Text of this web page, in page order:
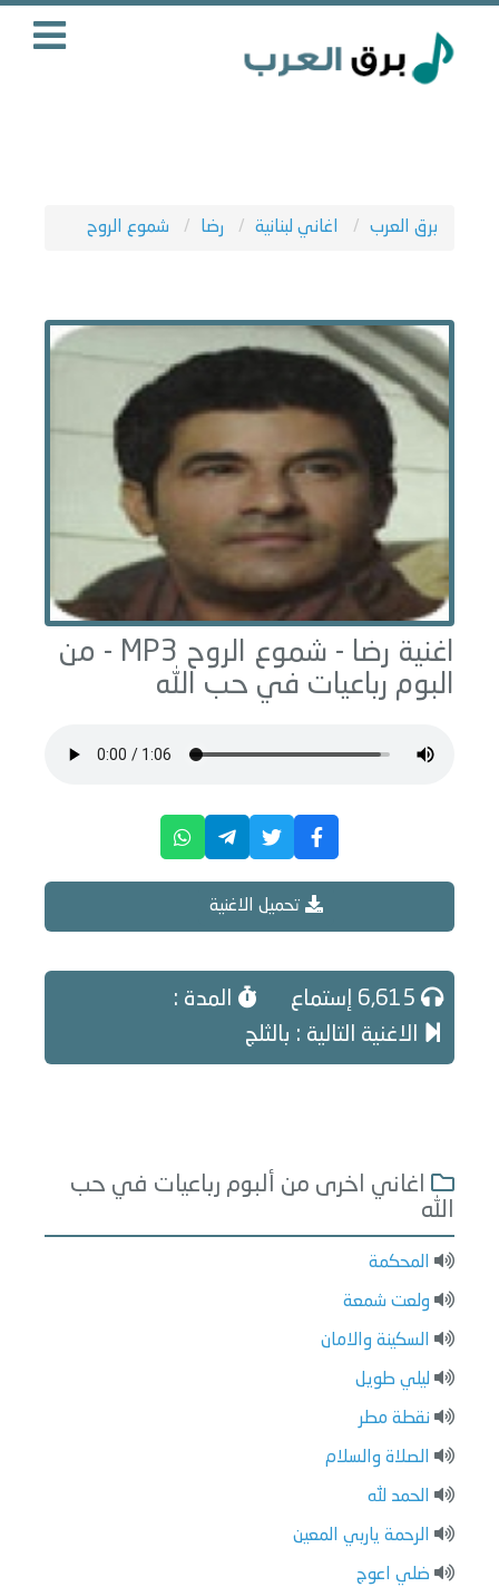
برق العرب اغاني لبنانية رضا شموع الروح
اغنية رضا - شموع الروح
MP3 - من
البوم رباعيات في حب الله
تحميل الاغنية
المدة :
الاغنية التالية : بالثلج
اغاني اخرى من ألبوم رباعيات في حب
الله
المحكمة
ولعت شمعة
السكينة والامان
ليلي طويل
نقطة مطر
الصلاة والسلام
الحمد لله
الرحمة ياربي المعين
ضلي اعوج